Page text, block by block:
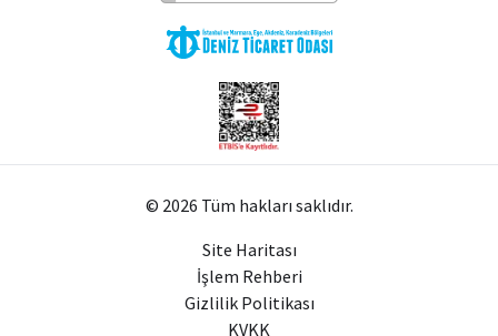
© 2026 Tüm hakları saklıdır.
Site Haritası
İşlem Rehberi
Gizlilik Politikası
KVKK